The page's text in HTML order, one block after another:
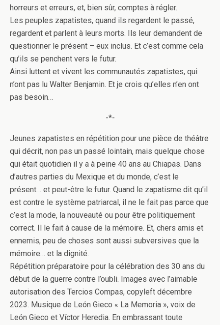
horreurs et erreurs, et, bien sûr, comptes à régler.
Les peuples zapatistes, quand ils regardent le passé,
regardent et parlent à leurs morts. Ils leur demandent de
questionner le présent – eux inclus. Et c’est comme cela
qu’ils se penchent vers le futur.
Ainsi luttent et vivent les communautés zapatistes, qui
n’ont pas lu Walter Benjamin. Et je crois qu’elles n’en ont
pas besoin…
-*-
Jeunes zapatistes en répétition pour une pièce de théâtre
qui décrit, non pas un passé lointain, mais quelque chose
qui était quotidien il y a à peine 40 ans au Chiapas. Dans
d’autres parties du Mexique et du monde, c’est le
présent… et peut-être le futur. Quand le zapatisme dit qu’il
est contre le système patriarcal, il ne le fait pas parce que
c’est la mode, la nouveauté ou pour être politiquement
correct. Il le fait à cause de la mémoire. Et, chers amis et
ennemis, peu de choses sont aussi subversives que la
mémoire… et la dignité.
Répétition préparatoire pour la célébration des 30 ans du
début de la guerre contre l’oubli. Images avec l’aimable
autorisation des Tercios Compas, copyleft décembre
2023. Musique de León Gieco « La Memoria », voix de
León Gieco et Víctor Heredia. En embrassant toute